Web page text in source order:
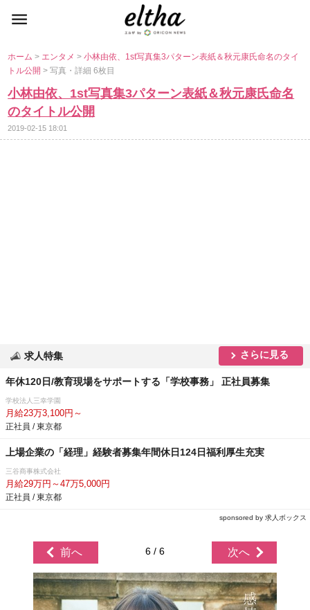
ホーム> エンタメ>小林由依、1st写真集3パターン表紙＆秋元康氏命名のタイ
トル公開> 写真・詳細 6枚目
小林由依、1st写真集3パターン表紙＆秋元康氏命名
のタイトル公開
2019-02-15 18:01
求人特集 さらに見る
年休120日/教育現場をサポートする「学校事務」 正社員募集
学校法人三幸学園
月給23万3,100円～
正社員 / 東京都
上場企業の「経理」経験者募集年間休日124日福利厚生充実
三谷商事株式会社
月給29万円～47万5,000円
正社員 / 東京都
sponsored by 求人ボックス
前へ 6 / 6 次へ